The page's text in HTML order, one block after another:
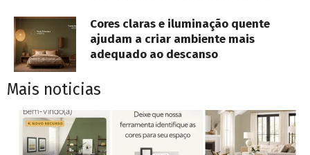
Cores claras e iluminação quente
ajudam a criar ambiente mais
adequado ao descanso
Mais noticias